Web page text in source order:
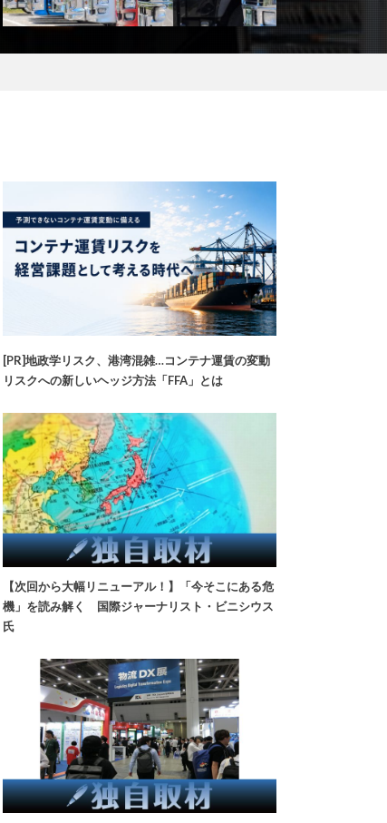
[PR]地政学リスク、港湾混雑…コンテナ運賃の変動
リスクへの新しいヘッジ方法「FFA」とは
【次回から大幅リニューアル！】「今そこにある危
機」を読み解く 国際ジャーナリスト・ビニシウス
氏